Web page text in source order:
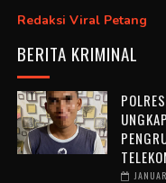
Redaksi Viral Petang
BERITA KRIMINAL